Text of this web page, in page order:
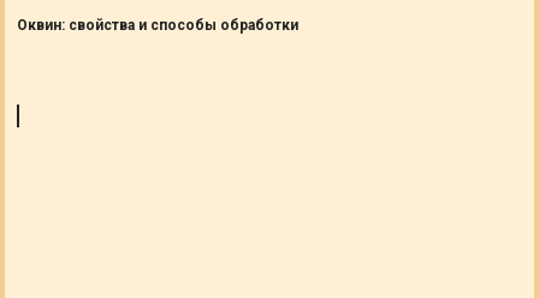
Оквин: свойства и способы обработки